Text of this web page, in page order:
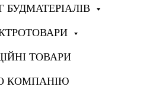
БУДМАТЕРІАЛІВ
ТОВАРИ
КОМПАНІЮ